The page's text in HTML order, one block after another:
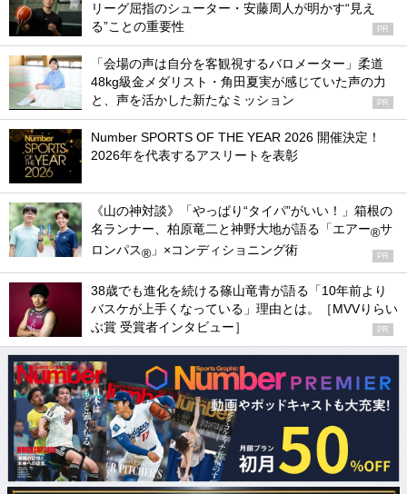
リーグ屈指のシューター・安藤周人が明かす“見え
る”ことの重要性
PR
「会場の声は自分を客観視するバロメーター」柔道
48kg級金メダリスト・角田夏実が感じていた声の力
と、声を活かした新たなミッション
PR
Number SPORTS OF THE YEAR 2026 開催決定！
2026年を代表するアスリートを表彰
《山の神対談》「やっぱり“タイパ”がいい！」箱根の
名ランナー、柏原竜二と神野大地が語る「エアー®サ
ロンパス® 」×コンディショニング術 PR
38歳でも進化を続ける篠山竜青が語る「10年前より
バスケが上手くなっている」理由とは。［MVVりらい
ぶ賞 受賞者インタビュー］
PR